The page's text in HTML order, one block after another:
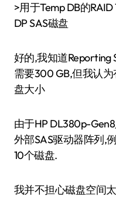
>用于Temp DB的RAID
DP SAS磁盘
好的,我知道Reporting
需要300 GB,但我认
盘大小
由于HP DL380p-
外部SAS驱动器阵列,
10个磁盘.
我并不担心磁盘空间